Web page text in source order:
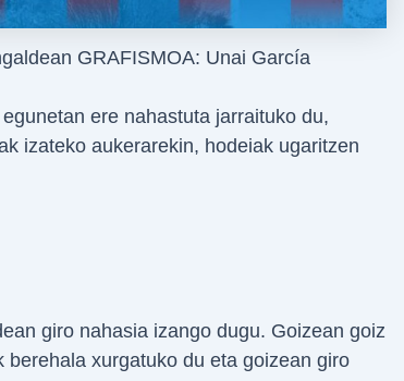
GRAFISMOA: Unai García
ere nahastuta jarraituko du,
izateko aukerarekin, hodeiak ugaritzen
giro nahasia izango dugu. Goizean goiz
xurgatuko du eta goizean giro